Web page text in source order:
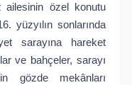
özel konutu
yüzyılın sonlarında
sarayına hareket
ve bahçeler, sarayı
gözde mekânları